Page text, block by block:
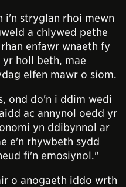
i'n stryglan rhoi mewn
a chlywed pethe
enfawr wnaeth fy
yr holl beth, mae
elfen mawr o siom.
ond do'n i ddim wedi
ac annynol oedd yr
yn ddibynnol ar
e'n rhywbeth sydd
fi'n emosiynol."
o anogaeth iddo wrth